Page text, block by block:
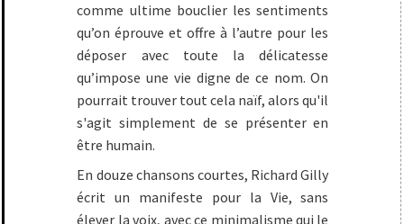
comme ultime bouclier les sentiments
qu’on éprouve et offre à l’autre pour les
déposer avec toute la délicatesse
qu’impose une vie digne de ce nom. On
pourrait trouver tout cela naïf, alors qu'il
s'agit simplement de se présenter en
être humain.
En douze chansons courtes, Richard Gilly
écrit un manifeste pour la Vie, sans
élever la voix, avec ce minimalisme qui le